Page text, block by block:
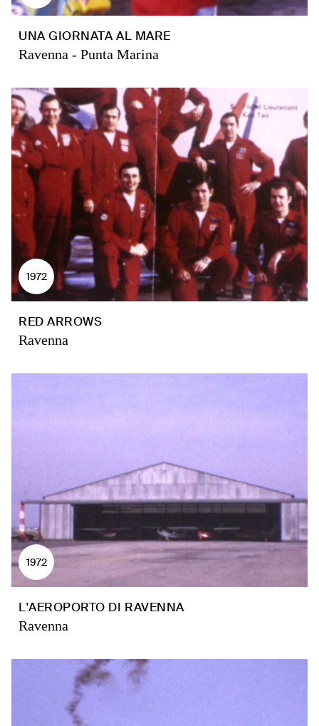
UNA GIORNATA AL MARE
Ravenna - Punta Marina
1972
RED ARROWS
Ravenna
1972
L'AEROPORTO DI RAVENNA
Ravenna